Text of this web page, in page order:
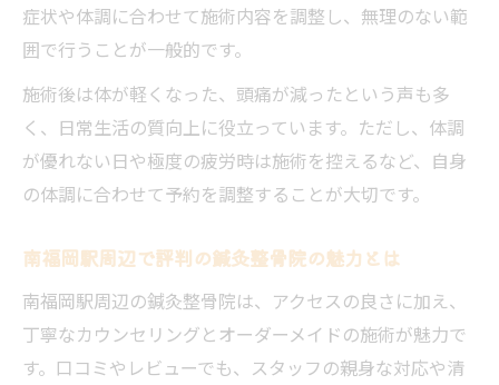
症状や体調に合わせて施術内容を調整し、無理のない範
囲で行うことが一般的です。
施術後は体が軽くなった、頭痛が減ったという声も多
く、日常生活の質向上に役立っています。ただし、体調
が優れない日や極度の疲労時は施術を控えるなど、自身
の体調に合わせて予約を調整することが大切です。
南福岡駅周辺で評判の鍼灸整骨院の魅力とは
南福岡駅周辺の鍼灸整骨院は、アクセスの良さに加え、
丁寧なカウンセリングとオーダーメイドの施術が魅力で
す。口コミやレビューでも、スタッフの親身な対応や清